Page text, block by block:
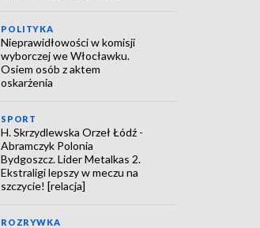
POLITYKA
Nieprawidłowości w komisji
wyborczej we Włocławku.
Osiem osób z aktem
oskarżenia
SPORT
H. Skrzydlewska Orzeł Łódź -
Abramczyk Polonia
Bydgoszcz. Lider Metalkas 2.
Ekstraligi lepszy w meczu na
szczycie! [relacja]
ROZRYWKA